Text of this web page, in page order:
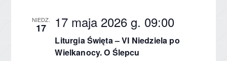
NIEDZ.
17 17 maja 2026 g. 09:00
Liturgia Święta – VI Niedziela po
Wielkanocy. O Ślepcu